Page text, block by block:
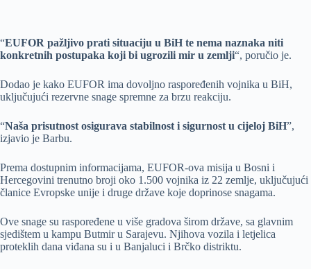
“EUFOR pažljivo prati situaciju u BiH te nema naznaka niti
konkretnih postupaka koji bi ugrozili mir u zemlji“, poručio je.
Dodao je kako EUFOR ima dovoljno raspoređenih vojnika u BiH,
uključujući rezervne snage spremne za brzu reakciju.
“Naša prisutnost osigurava stabilnost i sigurnost u cijeloj BiH”,
izjavio je Barbu.
Prema dostupnim informacijama, EUFOR-ova misija u Bosni i
Hercegovini trenutno broji oko 1.500 vojnika iz 22 zemlje, uključujući
članice Evropske unije i druge države koje doprinose snagama.
Ove snage su raspoređene u više gradova širom države, sa glavnim
sjedištem u kampu Butmir u Sarajevu. Njihova vozila i letjelica
proteklih dana viđana su i u Banjaluci i Brčko distriktu.